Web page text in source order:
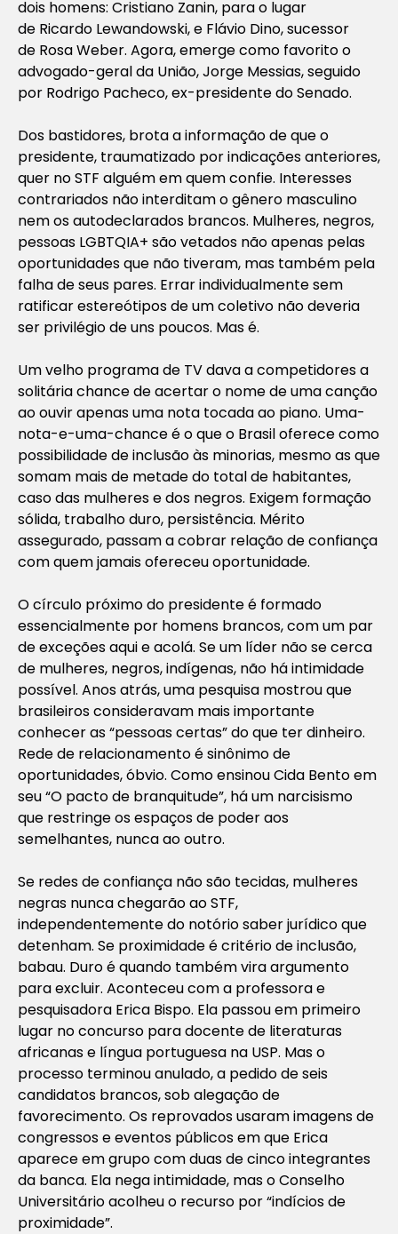
dois homens: Cristiano Zanin, para o lugar
de Ricardo Lewandowski, e Flávio Dino, sucessor
de Rosa Weber. Agora, emerge como favorito o
advogado-geral da União, Jorge Messias, seguido
por Rodrigo Pacheco, ex-presidente do Senado.
Dos bastidores, brota a informação de que o
presidente, traumatizado por indicações anteriores,
quer no STF alguém em quem confie. Interesses
contrariados não interditam o gênero masculino
nem os autodeclarados brancos. Mulheres, negros,
pessoas LGBTQIA+ são vetados não apenas pelas
oportunidades que não tiveram, mas também pela
falha de seus pares. Errar individualmente sem
ratificar estereótipos de um coletivo não deveria
ser privilégio de uns poucos. Mas é.
Um velho programa de TV dava a competidores a
solitária chance de acertar o nome de uma canção
ao ouvir apenas uma nota tocada ao piano. Uma-
nota-e-uma-chance é o que o Brasil oferece como
possibilidade de inclusão às minorias, mesmo as que
somam mais de metade do total de habitantes,
caso das mulheres e dos negros. Exigem formação
sólida, trabalho duro, persistência. Mérito
assegurado, passam a cobrar relação de confiança
com quem jamais ofereceu oportunidade.
O círculo próximo do presidente é formado
essencialmente por homens brancos, com um par
de exceções aqui e acolá. Se um líder não se cerca
de mulheres, negros, indígenas, não há intimidade
possível. Anos atrás, uma pesquisa mostrou que
brasileiros consideravam mais importante
conhecer as “pessoas certas” do que ter dinheiro.
Rede de relacionamento é sinônimo de
oportunidades, óbvio. Como ensinou Cida Bento em
seu “O pacto de branquitude”, há um narcisismo
que restringe os espaços de poder aos
semelhantes, nunca ao outro.
Se redes de confiança não são tecidas, mulheres
negras nunca chegarão ao STF,
independentemente do notório saber jurídico que
detenham. Se proximidade é critério de inclusão,
babau. Duro é quando também vira argumento
para excluir. Aconteceu com a professora e
pesquisadora Erica Bispo. Ela passou em primeiro
lugar no concurso para docente de literaturas
africanas e língua portuguesa na USP. Mas o
processo terminou anulado, a pedido de seis
candidatos brancos, sob alegação de
favorecimento. Os reprovados usaram imagens de
congressos e eventos públicos em que Erica
aparece em grupo com duas de cinco integrantes
da banca. Ela nega intimidade, mas o Conselho
Universitário acolheu o recurso por “indícios de
proximidade”.